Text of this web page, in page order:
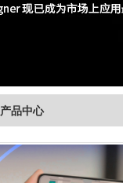
产品中心